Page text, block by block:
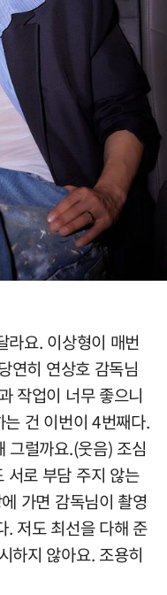
라요. 이상형이 매번
연히 연상호 감독님
작업이 너무 좋으니
건 이번이 4번째다.
그럴까요.(웃음) 조심
서로 부담 주지 않는
가면 감독님이 촬영
. 저도 최선을 다해 준
하지 않아요. 조용히